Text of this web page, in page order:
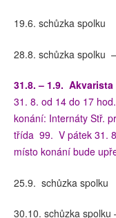
19.6. schůzka spolku
28.8. schůzka spolku
31.8. – 1.9.
31. 8. od 14 do 17
konání: Internáty Stř.
třída 99. V pátek 31.
místo konání bude
25.9. schůzka spolku
30.10. schůzka spolku